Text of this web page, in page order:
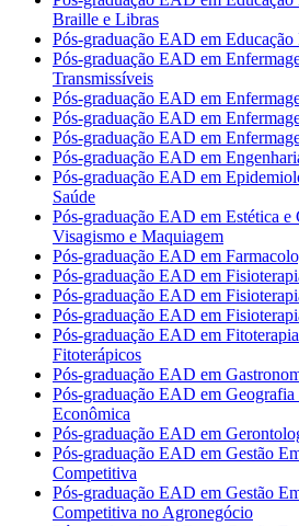
Braille e Libras
Pós-graduação EAD em
Pós-graduação EAD em
Transmissíveis
Pós-graduação EAD em
Pós-graduação EAD em
Pós-graduação EAD em
Pós-graduação EAD em
Pós-graduação EAD em
Saúde
Pós-graduação EAD em Estética e
Visagismo e Maquiagem
Pós-graduação EAD em
Pós-graduação EAD em
Pós-graduação EAD em
Pós-graduação EAD em
Pós-graduação EAD em
Fitoterápicos
Pós-graduação EAD em
Pós-graduação EAD em
Econômica
Pós-graduação EAD em
Pós-graduação EAD em Gestão
Competitiva
Pós-graduação EAD em Gestão
Competitiva no Agronegócio